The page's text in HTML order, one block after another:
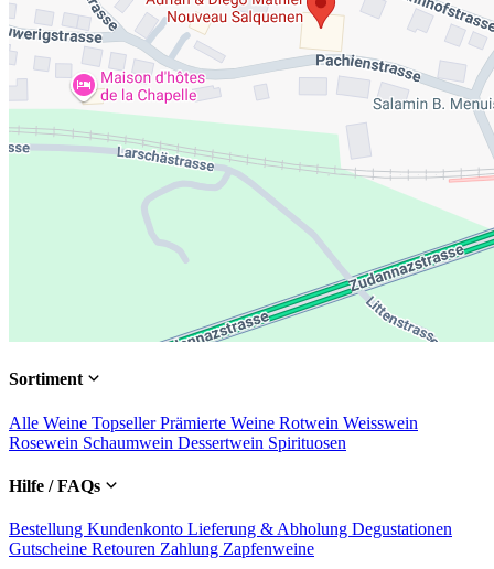
Sortiment
Alle Weine TopsellerPrämierte Weine Rotwein Weisswein
Rosewein Schaumwein Dessertwein Spirituosen
Hilfe / FAQs
Bestellung Kundenkonto Lieferung & Abholung Degustationen
Gutscheine Retouren Zahlung Zapfenweine